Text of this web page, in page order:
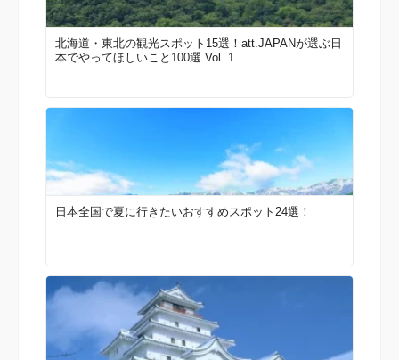
北海道・東北の観光スポット15選！att.JAPANが選ぶ日
本でやってほしいこと100選 Vol. 1
日本全国で夏に行きたいおすすめスポット24選！